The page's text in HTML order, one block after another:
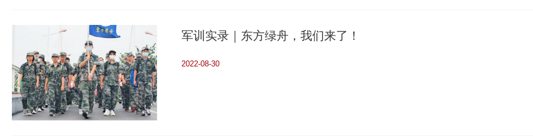
军训实录｜东方绿舟，我们来了！
2022-08-30